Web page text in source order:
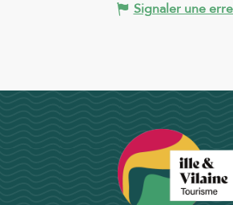
Signaler une